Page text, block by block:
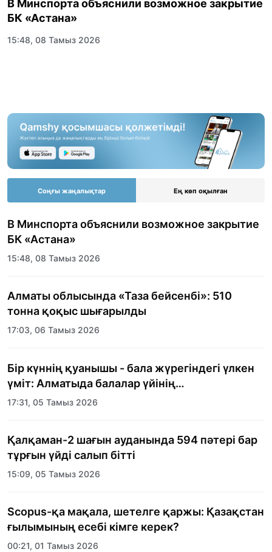
В Минспорта объяснили возможное закрытие
БК «Астана»
15:48, 08 Тамыз 2026
Соңғы жаңалықтар Ең көп оқылған
В Минспорта объяснили возможное закрытие
БК «Астана»
15:48, 08 Тамыз 2026
Алматы облысында «Таза бейсенбі»: 510
тонна қоқыс шығарылды
17:03, 06 Тамыз 2026
Бір күннің қуанышы - бала жүрегіндегі үлкен
үміт: Алматыда балалар үйінің
тәрбиеленушілеріне мерекелік күн
17:31, 05 Тамыз 2026
Қалқаман-2 шағын ауданында 594 пәтері бар
тұрғын үйді салып бітті
15:09, 05 Тамыз 2026
Scopus-қа мақала, шетелге қаржы: Қазақстан
ғылымының есебі кімге керек?
00:21, 01 Тамыз 2026